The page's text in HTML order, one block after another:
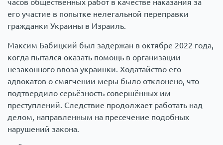
часов общественных работ в качестве наказания за
его участие в попытке нелегальной переправки
гражданки Украины в Израиль.
Максим Бабицкий был задержан в октябре 2022 года,
когда пытался оказать помощь в организации
незаконного ввоза украинки. Ходатайство его
адвокатов о смягчении меры было отклонено, что
подтвердило серьёзность совершённых им
преступлений. Следствие продолжает работать над
делом, направленным на пресечение подобных
нарушений закона.